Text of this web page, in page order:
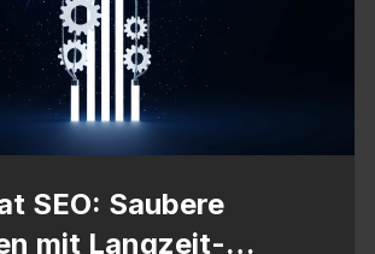
SEO: Saubere
mit Langzeit-